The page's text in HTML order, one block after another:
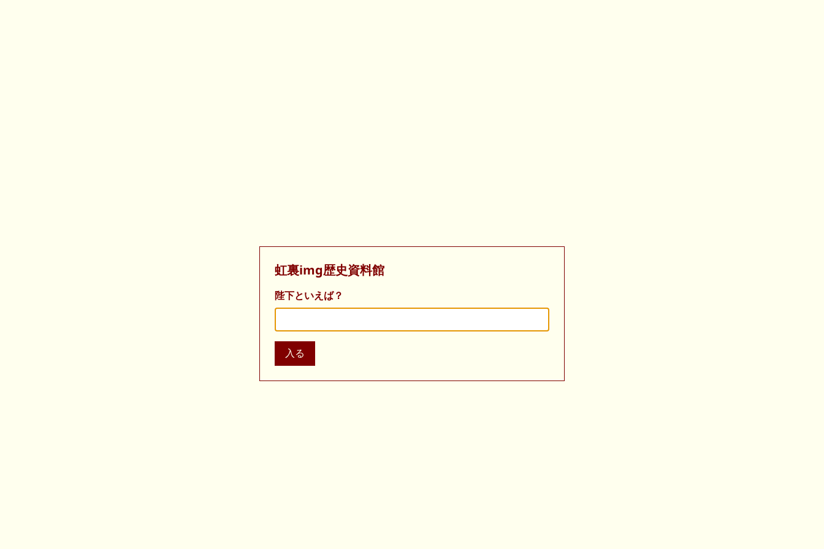
虹裏img歴史資料館
陛下といえば？
入る